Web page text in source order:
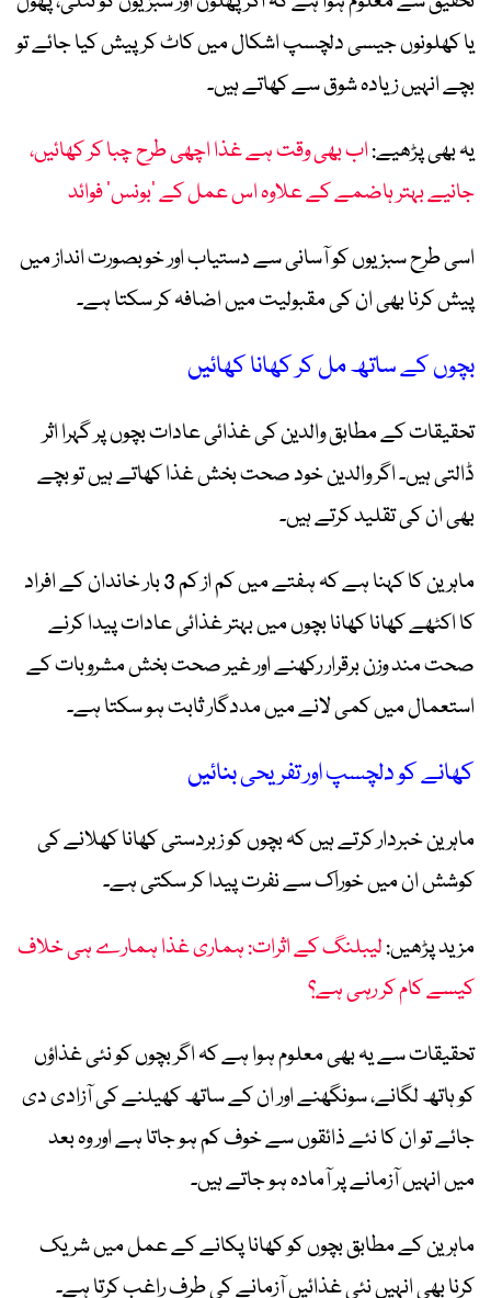
یا کھلونوں جیسی دلچسپ اشکال میں کاٹ کر پیش کیا جائے تو
بچے انہیں زیادہ شوق سے کھاتے ہیں۔
یہ بھی پڑھیے:اب بھی وقت ہے غذا اچھی طرح چبا کر کھائیں،
جانیے بہتر ہاضمے کے علاوہ اس عمل کے ’بونس‘ فوائد
اسی طرح سبزیوں کو آسانی سے دستیاب اور خوبصورت انداز میں
پیش کرنا بھی ان کی مقبولیت میں اضافہ کر سکتا ہے۔
بچوں کے ساتھ مل کر کھانا کھائیں
تحقیقات کے مطابق والدین کی غذائی عادات بچوں پر گہرا اثر
ڈالتی ہیں۔ اگر والدین خود صحت بخش غذا کھاتے ہیں تو بچے
بھی ان کی تقلید کرتے ہیں۔
ماہرین کا کہنا ہے کہ ہفتے میں کم از کم 3 بار خاندان کے افراد
کا اکٹھے کھانا کھانا بچوں میں بہتر غذائی عادات پیدا کرنے
صحت مند وزن برقرار رکھنے اور غیر صحت بخش مشروبات کے
استعمال میں کمی لانے میں مددگار ثابت ہو سکتا ہے۔
کھانے کو دلچسپ اور تفریحی بنائیں
ماہرین خبردار کرتے ہیں کہ بچوں کو زبردستی کھانا کھلانے کی
کوشش ان میں خوراک سے نفرت پیدا کر سکتی ہے۔
مزید پڑھیں:لیبلنگ کے اثرات: ہماری غذا ہمارے ہی خلاف
کیسے کام کر رہی ہے؟
تحقیقات سے یہ بھی معلوم ہوا ہے کہ اگر بچوں کو نئی غذاؤں
کو ہاتھ لگانے، سونگھنے اور ان کے ساتھ کھیلنے کی آزادی دی
جائے تو ان کا نئے ذائقوں سے خوف کم ہو جاتا ہے اور وہ بعد
میں انہیں آزمانے پر آمادہ ہو جاتے ہیں۔
ماہرین کے مطابق بچوں کو کھانا پکانے کے عمل میں شریک
کرنا بھی انہیں نئی غذائیں آزمانے کی طرف راغب کرتا ہے۔